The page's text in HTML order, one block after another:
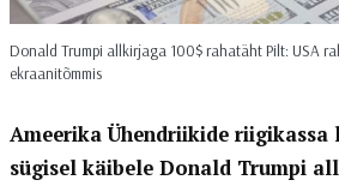
Donald Trumpi allkirjaga 100$ rahatäht Pilt: USA
ekraanitõmmis
Ameerika Ühendriikide riigikassa
sügisel käibele Donald Trumpi